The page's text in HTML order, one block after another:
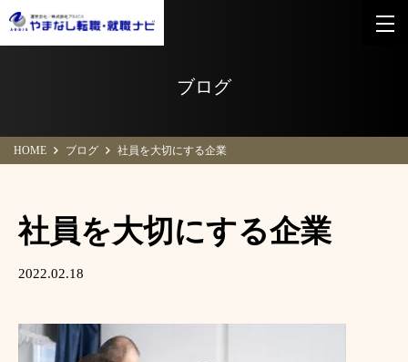
ブログ
HOME ブログ 社員を大切にする企業
社員を大切にする企業
2022.02.18